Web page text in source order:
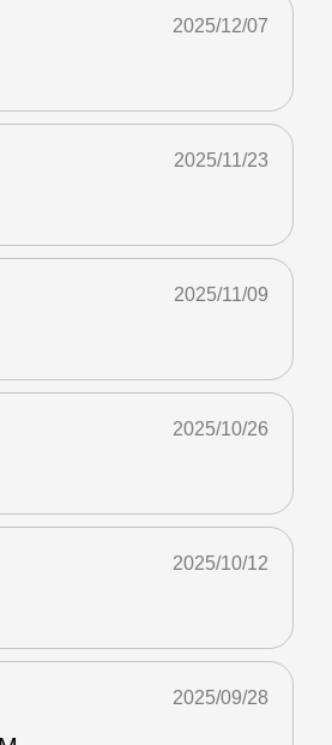
2025/12/07
2025/11/23
2025/11/09
2025/10/26
2025/10/12
2025/09/28